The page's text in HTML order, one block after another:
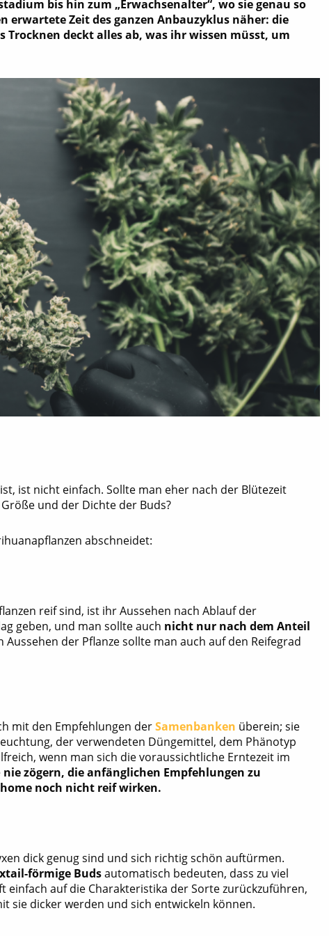
bis hin zum „Erwachsenalter“, wo sie genau so
erwartete Zeit des ganzen Anbauzyklus näher: die
Trocknen deckt alles ab, was ihr wissen müsst, um
ist nicht einfach. Sollte man eher nach der Blütezeit
und der Dichte der Buds?
abschneidet:
reif sind, ist ihr Aussehen nach Ablauf der
geben, und man sollte auch nicht nur nach dem Anteil
Aussehen der Pflanze sollte man auch auf den Reifegrad
mit den Empfehlungen derSamenbanken überein; sie
der verwendeten Düngemittel, dem Phänotyp
wenn man sich die voraussichtliche Erntezeit im
nie zögern, die anfänglichen Empfehlungen zu
noch nicht reif wirken.
dick genug sind und sich richtig schön auftürmen.
förmige Budsautomatisch bedeuten, dass zu viel
auf die Charakteristika der Sorte zurückzuführen,
sie dicker werden und sich entwickeln können.